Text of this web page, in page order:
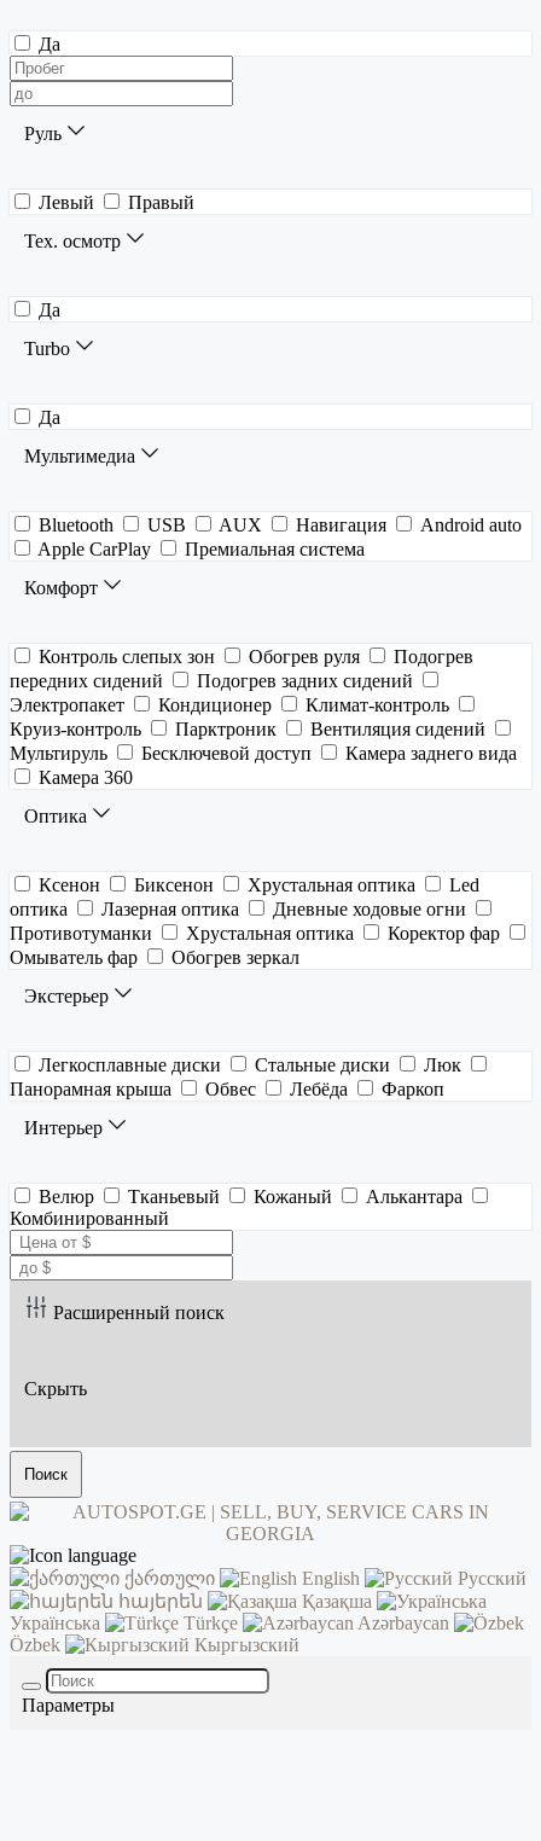
Да
Руль
Левый
Правый
Тех. осмотр
Да
Turbo
Да
Мультимедиа
Bluetooth USB AUX Навигация
Android auto
Apple CarPlay
Премиальная система
Комфорт
Контроль слепых зон Обогрев руля
Подогрев
передних сидений
Подогрев задних сидений
Электропакет
Кондиционер
Климат-контроль
Круиз-контроль
Парктроник
Вентиляция сидений
Мультируль
Бесключевой доступ
Камера заднего вида
Камера 360
Оптика
Ксенон Биксенон Хрустальная оптика
Led
оптика
Лазерная оптика
Дневные ходовые огни
Противотуманки
Хрустальная оптика
Коректор фар
Омыватель фар
Обогрев зеркал
Экстерьер
Легкосплавные диски Стальные диски
Люк
Панорамная крыша
Обвес Лебёда
Фаркоп
Интерьер
Велюр Тканьевый Кожаный
Алькантара
Комбинированный
Расширенный поиск
Скрыть
Поиск
ქართული English
Русский
հայերեն
Қазақша
Українська
Türkçe
Azərbaycan
Özbek
Кыргызский
Параметры